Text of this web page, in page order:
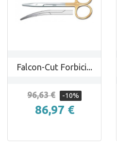
Falcon-Cut Forbici...
96,63 € -10%
86,97 €